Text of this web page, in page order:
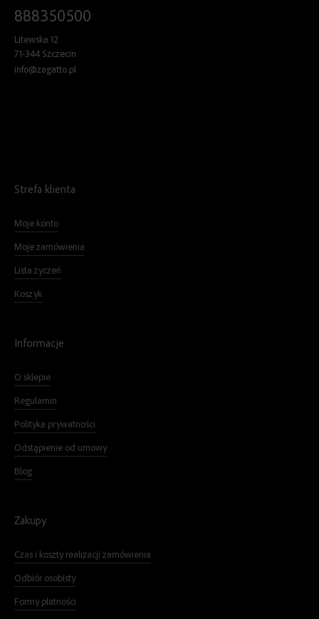
888350500
Litewska 12
71-344 Szczecin
info@zagatto.pl
Strefa klienta
Moje konto
Moje zamówienia
Lista życzeń
Koszyk
Informacje
O sklepie
Regulamin
Polityka prywatności
Odstąpienie od umowy
Blog
Zakupy
Czas i koszty realizacji zamówienia
Odbiór osobisty
Formy płatności